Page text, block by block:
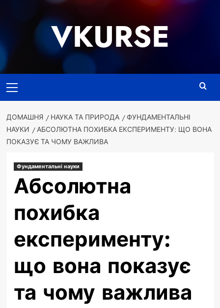
VKURSE
меню
ДОМАШНЯ НАУКА ТА ПРИРОДА
ФУНДАМЕНТАЛЬНІ
НАУКИ
АБСОЛЮТНА ПОХИБКА ЕКСПЕРИМЕНТУ: ЩО ВОНА
ПОКАЗУЄ ТА ЧОМУ ВАЖЛИВА
Фундаментальні науки
Абсолютна
похибка
експерименту:
що вона показує
та чому важлива